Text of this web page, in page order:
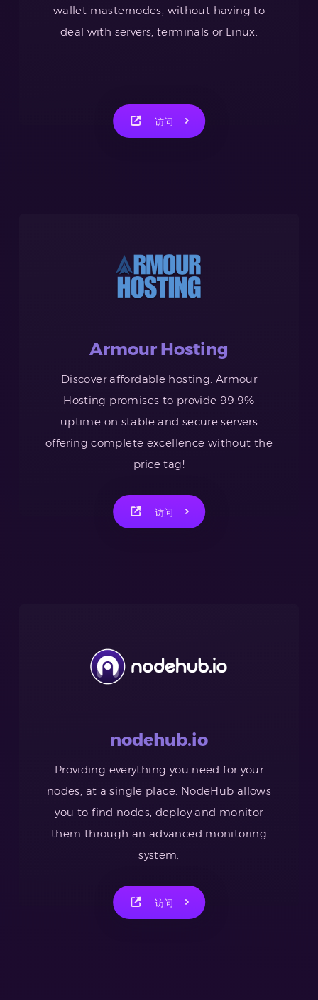
wallet masternodes, without having to
deal with servers, terminals or Linux.
访问
Armour Hosting
Discover affordable hosting. Armour
Hosting promises to provide 99.9%
uptime on stable and secure servers
offering complete excellence without the
price tag!
访问
nodehub.io
Providing everything you need for your
nodes, at a single place. NodeHub allows
you to find nodes, deploy and monitor
them through an advanced monitoring
system.
访问